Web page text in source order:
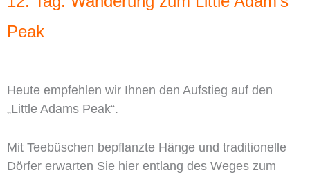
Peak
Heute empfehlen wir Ihnen den Aufstieg auf den
„Little Adams Peak“.
Mit Teebüschen bepflanzte Hänge und traditionelle
Dörfer erwarten Sie hier entlang des Weges zum